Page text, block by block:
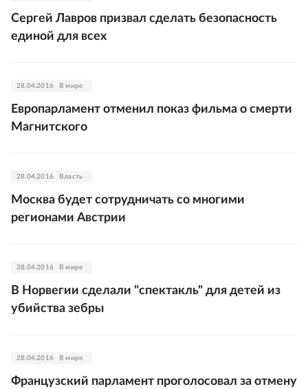
Сергей Лавров призвал сделать безопасность
единой для всех
28.04.2016 В мире
Европарламент отменил показ фильма о смерти
Магнитского
28.04.2016 Власть
Москва будет сотрудничать со многими
регионами Австрии
28.04.2016 В мире
В Норвегии сделали "спектакль" для детей из
убийства зебры
28.04.2016 В мире
Французский парламент проголосовал за отмену